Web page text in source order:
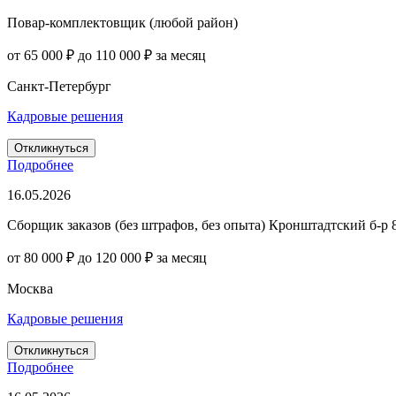
Повар-комплектовщик (любой район)
от 65 000 ₽ до 110 000 ₽ за месяц
Санкт-Петербург
Кадровые решения
Откликнуться
Подробнее
16.05.2026
Сборщик заказов (без штрафов, без опыта) Кронштадтский б-р
от 80 000 ₽ до 120 000 ₽ за месяц
Москва
Кадровые решения
Откликнуться
Подробнее